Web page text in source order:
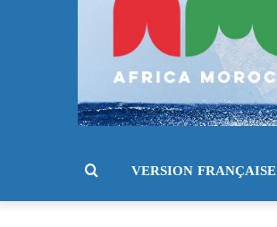
VERSION FRANÇAISE بحث